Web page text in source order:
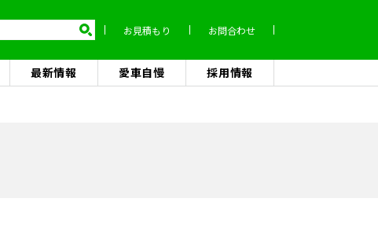
お見積もり お問合わせ
最新情報 愛車自慢 採用情報